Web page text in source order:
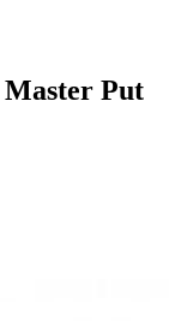
Master Put